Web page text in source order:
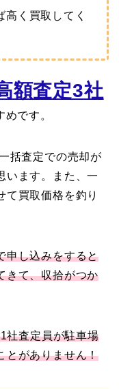
高く買取してく
額査定3社
めです。
括査定での売却が
います。また、一
て買取価格を釣り
申し込みをすると
きて、収拾がつか
社査定員が駐車場
とがありません！